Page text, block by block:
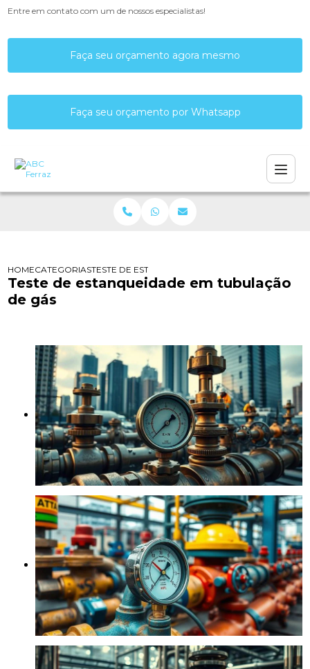
Entre em contato com um de nossos especialistas!
Faça seu orçamento agora mesmo
Faça seu orçamento por Whatsapp
HOMECATEGORIASTESTE DE ESTANQUEIDADE EM TUBULAÇÃO DE
Teste de estanqueidade em tubulação
de gás